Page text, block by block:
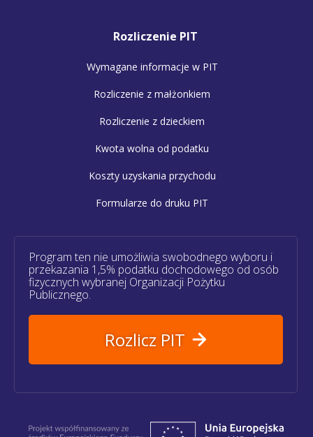
Rozliczenie PIT
Wymagane informacje w PIT
Rozliczenie z małżonkiem
Rozliczenie z dzieckiem
Kwota wolna od podatku
Koszty uzyskania przychodu
Formularze do druku PIT
Program ten nie umożliwia swobodnego wyboru i
przekazania 1,5% podatku dochodowego od osób
fizycznych wybranej Organizacji Pożytku
Publicznego.
Rozlicz PIT